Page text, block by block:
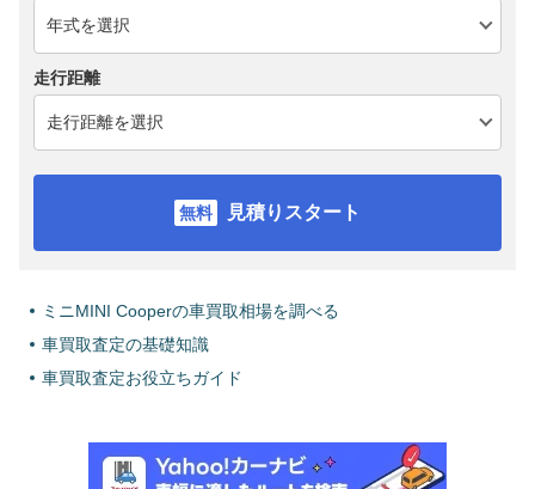
走行距離
見積りスタート
ミニMINI Cooperの車買取相場を調べる
車買取査定の基礎知識
車買取査定お役立ちガイド